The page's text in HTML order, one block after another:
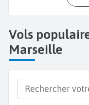
Vols
Marseille